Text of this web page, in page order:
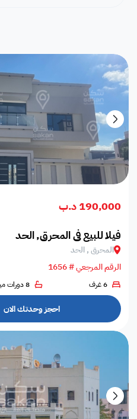
190,000 د.ب
فيلا للبيع في المحرق, الحد
المحرق , الحد
الرقم المرجعي # 1656
6 غرف 8 دورات مياه
احجز وحدتك الان